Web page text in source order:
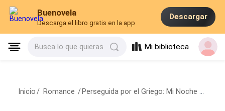
Buenovela
Descarga el libro gratis en la app
Descargar
Busca lo que quieras Mi biblioteca
Inicio / Romance / Perseguida por el Griego: Mi Noche con el Magnate